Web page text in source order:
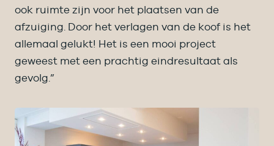
ook ruimte zijn voor het plaatsen van de
afzuiging. Door het verlagen van de koof is het
allemaal gelukt! Het is een mooi project
geweest met een prachtig eindresultaat als
gevolg.”